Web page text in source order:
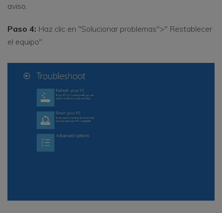
aviso.
Paso 4: Haz clic en "Solucionar problemas">" Restablecer
el equipo".